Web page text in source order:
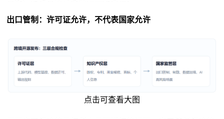
出口管制：许可证允许，不代表国家允许
点击可查看大图